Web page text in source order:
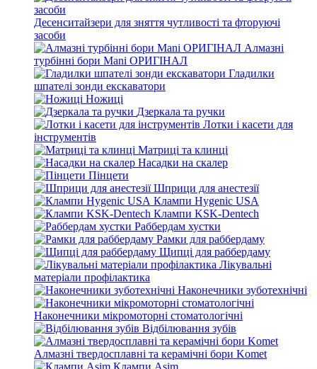
Десенситайзери для зняття чутливості та фторуючі
засоби
Алмазні
турбінні бори Mani ОРИГІНАЛ
Гладилки
шпателі зонди екскаватори
Ножиці
Дзеркала та ручки
Лотки і касети для
інструментів
Матриці та клинці
Насадки на скалер
Пінцети
Шприци для анестезії
Клампи Hygenic USA
Клампи KSK-Dentech
Раббердам хустки
Рамки для раббердаму
Щипці для раббердаму
Лікувальні
матеріали профілактика
Наконечники зуботехнічні
Наконечники мікромоторні стоматологічні
Відбілювання зубів
Алмазні твердосплавні та керамічні бори Komet
Клампи Asim